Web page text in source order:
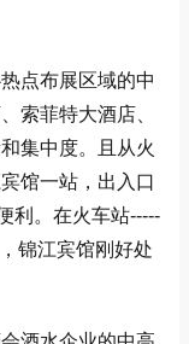
点布展区域的中
索菲特大酒店、
集中度。且从火
馆一站，出入口
利。在火车站-----
锦江宾馆刚好处